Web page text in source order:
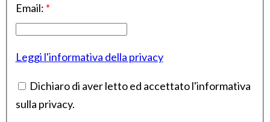
Email: *
Leggi l'informativa della privacy
Dichiaro di aver letto ed accettato l'informativa
sulla privacy.